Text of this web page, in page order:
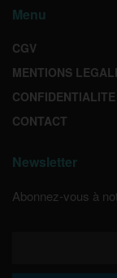
Menu
CGV
MENTIONS
CONFIDENTIALITE
CONTACT
Newsletter
Abonnez-vous à